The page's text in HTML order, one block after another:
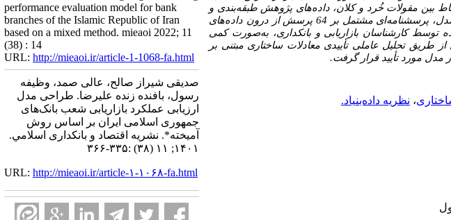
بین مقولات خُرد و کلان، داده‌های پژوهش طبقه‌بندی و
پرسشنامه‌ای مشتمل بر
64 پرسش از درون داده‌های
با استفاده از 200 پرسشنامه تکمیل شده توسط کارشناسان بازاریابی و بانکداری، به‌صورت کمی
طریق تحلیل عاملی تأییدی معادلات ساختاری مبتنی بر
مدل مورد تأیید قرار گرفت.
، نظریه داده‌بنیاد.
performance evaluation model for bank
branches of the Islamic Republic of Iran
based on a mixed method. mieaoi 2022; 11
(38) : 14
URL: http://mieaoi.ir/article-1-1068-fa.html
صدیقی شیراز صالح، عالی صمد، وظیفه
رسول، بافنده زنده علیرضا. طراحی مدل
ارزیابی عملکرد بازاریابی شعب بانک‌های
جمهوری اسلامی ایران بر اساس روش
آمیخته*. نشریه اقتصاد و بانکداری اسلامي.
۱۴۰۱; ۱۱ (۳۸) :۳۳۵-۳۶۶
URL: http://mieaoi.ir/article-۱-۱۰۶۸-fa.html